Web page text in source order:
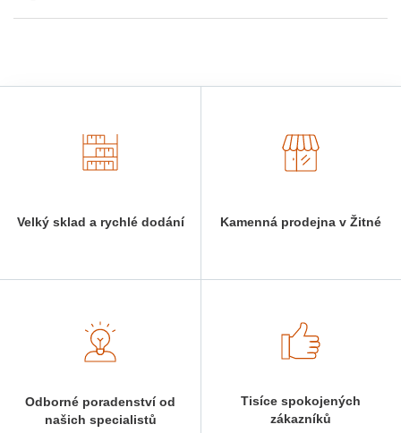
Velký sklad a rychlé dodání Kamenná prodejna v Žitné
Odborné poradenství od
našich specialistů
Tisíce spokojených
zákazníků